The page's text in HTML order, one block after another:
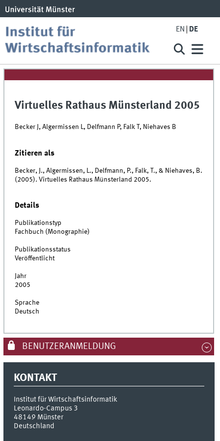
EN DE
Virtuelles Rathaus Münsterland 2005
Becker J, Algermissen L, Delfmann P, Falk T, Niehaves B
Zitieren als
Becker, J., Algermissen, L., Delfmann, P., Falk, T., & Niehaves, B.
(2005). Virtuelles Rathaus Münsterland 2005.
Details
Publikationstyp
Fachbuch (Monographie)
Publikationsstatus
Veröffentlicht
Jahr
2005
Sprache
Deutsch
BENUTZERANMELDUNG
KONTAKT
Institut für Wirtschaftsinformatik
Leonardo-Campus 3
48149 Münster
Deutschland